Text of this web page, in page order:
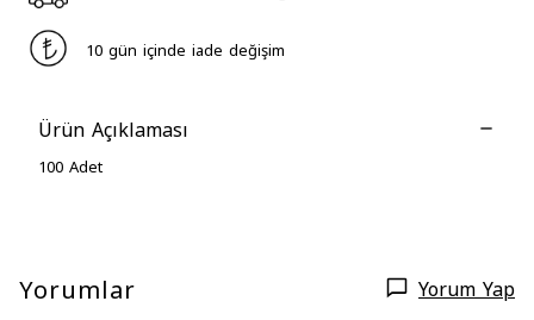
10 gün içinde iade değişim
Ürün Açıklaması
100 Adet
Yorumlar Yorum Yap